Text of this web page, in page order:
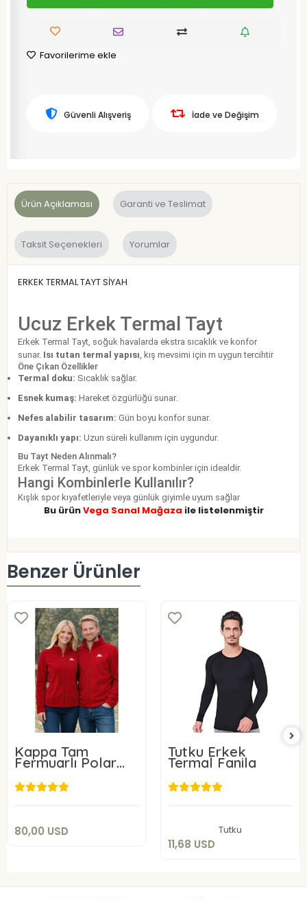
Favorilerime ekle
Güvenli Alışveriş İade ve Değişim
Ürün Açıklaması Garanti ve Teslimat
Taksit Seçenekleri Yorumlar
ERKEK TERMAL TAYT SİYAH
Ucuz Erkek Termal Tayt
Erkek Termal Tayt, soğuk havalarda ekstra sıcaklık ve konfor
sunar. Isı tutan termal yapısı , kış mevsimi için rn uygun tercihtir
Öne Çıkan Özellikler
Termal doku: Sıcaklık sağlar.
Esnek kumaş: Hareket özgürlüğü sunar.
Nefes alabilir tasarım: Gün boyu konfor sunar.
Dayanıklı yapı: Uzun süreli kullanım için uygundur.
Bu Tayt Neden Alınmalı?
Erkek Termal Tayt, günlük ve spor kombinler için idealdir.
Hangi Kombinlerle Kullanılır?
Kışlık spor kıyafetleriyle veya günlük giyimle uyum sağlar
Bu ürünVega Sanal Mağaza ile listelenmiştir
Benzer Ürünler
Kappa Tam
Fermuarlı Polar
Ceket
80,00 USD
80,00 USD
Tutku Erkek
Termal Fanila
Tutku
11,68 USD
11,68 USD